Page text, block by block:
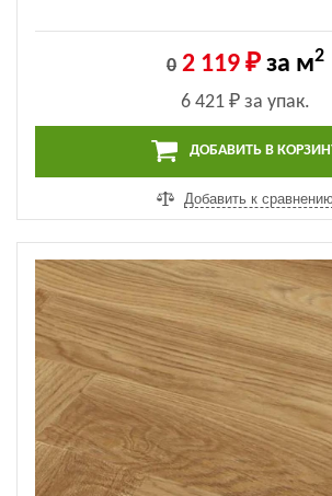
0 2 119 ₽ за м2
6 421 ₽ за упак.
ДОБАВИТЬ В
Добавить к